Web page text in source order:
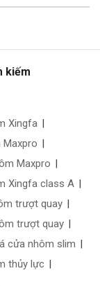
kiếm
Xingfa |
Maxpro |
Maxpro |
Xingfa class A |
trượt quay |
trượt quay |
cửa nhôm slim |
thủy lực |